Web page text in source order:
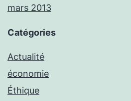
mars 2013
Catégories
Actualité
économie
Éthique